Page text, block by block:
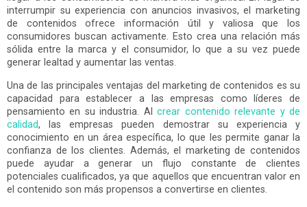
interrumpir su experiencia con anuncios invasivos, el marketing
de contenidos ofrece información útil y valiosa que los
consumidores buscan activamente. Esto crea una relación más
sólida entre la marca y el consumidor, lo que a su vez puede
generar lealtad y aumentar las ventas.
Una de las principales ventajas del marketing de contenidos es su
capacidad para establecer a las empresas como líderes de
pensamiento en su industria. Alcrear contenido relevante y de
calidad, las empresas pueden demostrar su experiencia y
conocimiento en un área específica, lo que les permite ganar la
confianza de los clientes. Además, el marketing de contenidos
puede ayudar a generar un flujo constante de clientes
potenciales cualificados, ya que aquellos que encuentran valor en
el contenido son más propensos a convertirse en clientes.